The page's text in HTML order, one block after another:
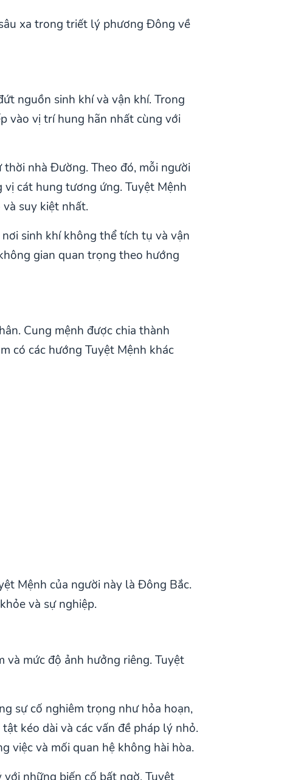
xa trong triết lý phương Đông về
nguồn sinh khí và vận khí. Trong
vào vị trí hung hãn nhất cùng với
nhà Đường. Theo đó, mỗi người
cát hung tương ứng. Tuyệt Mệnh
suy kiệt nhất.
sinh khí không thể tích tụ và vận
gian quan trọng theo hướng
Cung mệnh được chia thành
có các hướng Tuyệt Mệnh khác
Mệnh của người này là Đông Bắc.
và sự nghiệp.
và mức độ ảnh hưởng riêng. Tuyệt
sự cố nghiêm trọng như hỏa hoạn,
kéo dài và các vấn đề pháp lý nhỏ.
việc và mối quan hệ không hài hòa.
những biến cố bất ngờ, Tuyệt